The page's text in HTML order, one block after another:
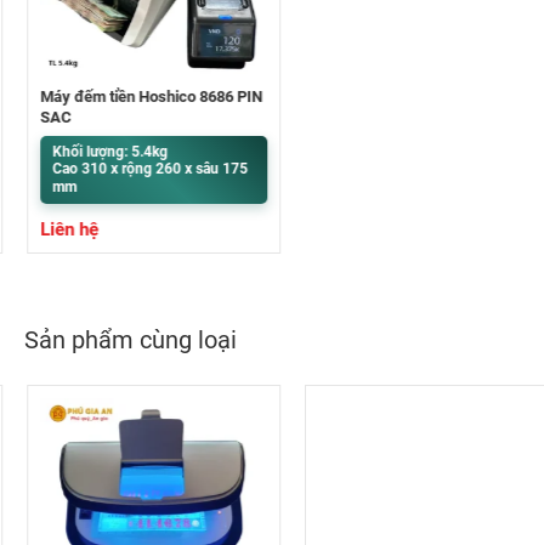
Máy đếm tiền Hoshico 8686 PIN
SẠC
Khối lượng: 5.4kg
Cao 310 x rộng 260 x sâu 175
mm
Liên hệ
Sản phẩm cùng loại